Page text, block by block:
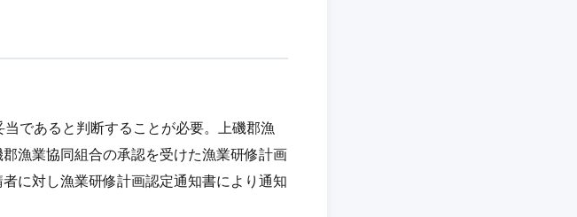
であると判断することが必要。上磯郡漁
漁業協同組合の承認を受けた漁業研修計画
に対し漁業研修計画認定通知書により通知